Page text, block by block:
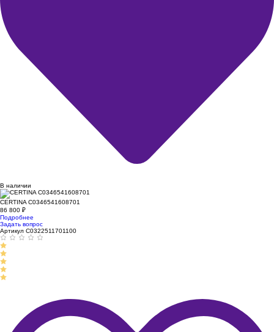
В наличии
CERTINA C0346541608701
86 800 ₽
Подробнее
Задать вопрос
Артикул C0322511701100